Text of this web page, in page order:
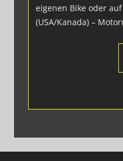
eigenen Bike oder
(USA/Kanada) –